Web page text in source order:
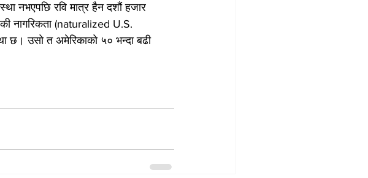
नभएपछि रवि मात्र हैन दशौं हजार
नागरिकता (naturalized U.S.
छ। उसो त अमेरिकाको ५० भन्दा बढी